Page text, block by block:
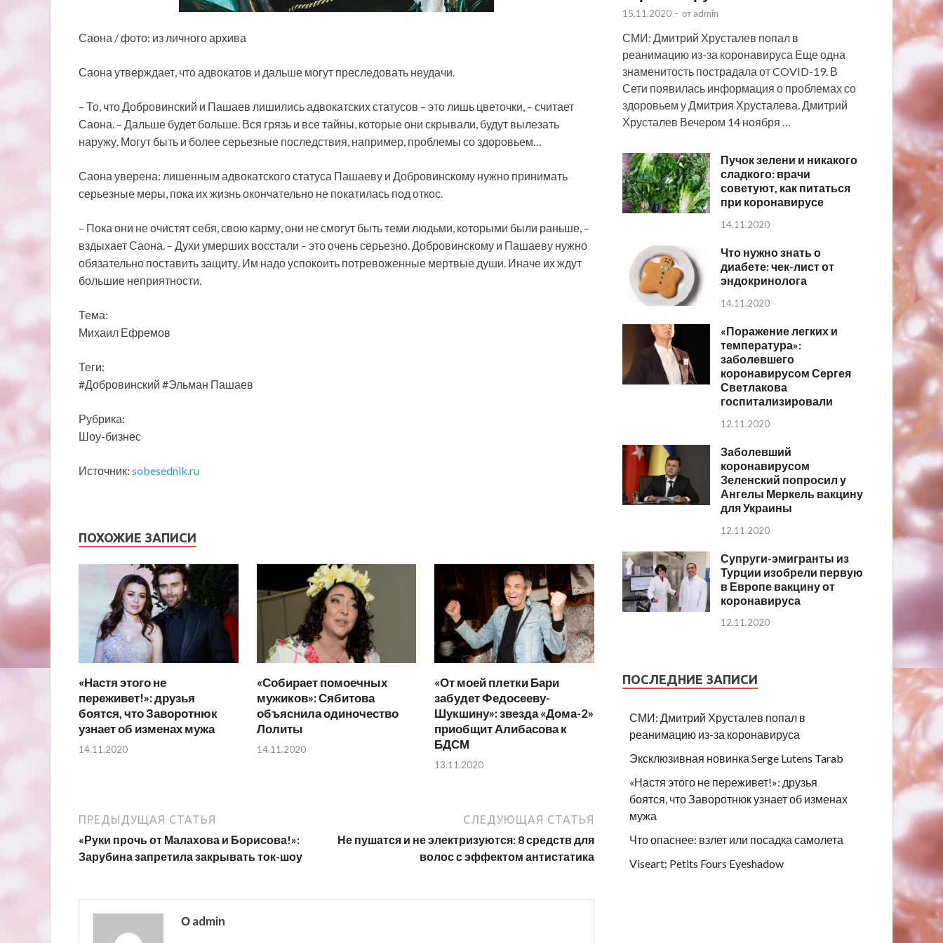
Саона / фото: из личного архива
Саона утверждает, что адвокатов и дальше могут преследовать неудачи.
– То, что Добровинский и Пашаев лишились адвокатских статусов – это лишь цветочки, – считает
Саона. – Дальше будет больше. Вся грязь и все тайны, которые они скрывали, будут вылезать
наружу. Могут быть и более серьезные последствия, например, проблемы со здоровьем…
Саона уверена: лишенным адвокатского статуса Пашаеву и Добровинскому нужно принимать
серьезные меры, пока их жизнь окончательно не покатилась под откос.
– Пока они не очистят себя, свою карму, они не смогут быть теми людьми, которыми были раньше, –
вздыхает Саона. – Духи умерших восстали – это очень серьезно. Добровинскому и Пашаеву нужно
обязательно поставить защиту. Им надо успокоить потревоженные мертвые души. Иначе их ждут
большие неприятности.
Тема:
Михаил Ефремов
Теги:
#Добровинский #Эльман Пашаев
Рубрика:
Шоу-бизнес
Источник: sobesednik.ru
ПОХОЖИЕ ЗАПИСИ
«Настя этого не
переживет!»: друзья
боятся, что Заворотнюк
узнает об изменах мужа
14.11.2020
«Собирает помоечных
мужиков»: Сябитова
объяснила одиночество
Лолиты
14.11.2020
«От моей плетки Бари
забудет Федосееву-
Шукшину»: звезда «Дома-2»
приобщит Алибасова к
БДСМ
13.11.2020
ПРЕДЫДУЩАЯ СТАТЬЯ
«Руки прочь от Малахова и Борисова!»:
Зарубина запретила закрывать ток-шоу
СЛЕДУЮЩАЯ СТАТЬЯ
Не пушатся и не электризуются: 8 средств для
волос с эффектом антистатика
О admin
15.11.2020 - от admin
СМИ: Дмитрий Хрусталев попал в
реанимацию из-за коронавируса Еще одна
знаменитость пострадала от COVID-19. В
Сети появилась информация о проблемах со
здоровьем у Дмитрия Хрусталева. Дмитрий
Хрусталев Вечером 14 ноября …
Пучок зелени и никакого
сладкого: врачи
советуют, как питаться
при коронавирусе
14.11.2020
Что нужно знать о
диабете: чек-лист от
эндокринолога
14.11.2020
«Поражение легких и
температура»:
заболевшего
коронавирусом Сергея
Светлакова
госпитализировали
12.11.2020
Заболевший
коронавирусом
Зеленский попросил у
Ангелы Меркель вакцину
для Украины
12.11.2020
Супруги-эмигранты из
Турции изобрели первую
в Европе вакцину от
коронавируса
12.11.2020
ПОСЛЕДНИЕ ЗАПИСИ
СМИ: Дмитрий Хрусталев попал в
реанимацию из-за коронавируса
Эксклюзивная новинка Serge Lutens Tarab
«Настя этого не переживет!»: друзья
боятся, что Заворотнюк узнает об изменах
мужа
Что опаснее: взлет или посадка самолета
Viseart: Petits Fours Eyeshadow